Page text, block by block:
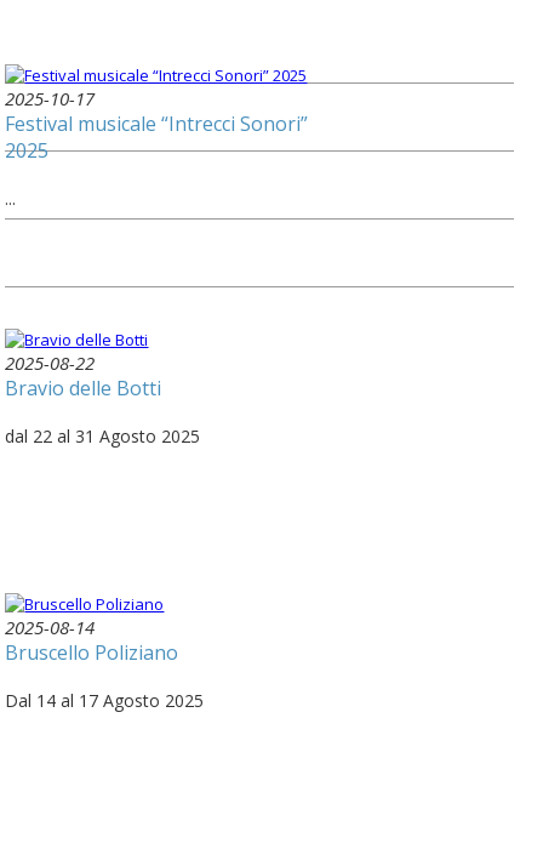
2025-10-17
Festival musicale “Intrecci Sonori”
2025
...
2025-08-22
Bravio delle Botti
dal 22 al 31 Agosto 2025
2025-08-14
Bruscello Poliziano
Dal 14 al 17 Agosto 2025